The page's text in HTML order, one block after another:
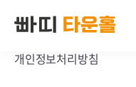
개인정보처리방침